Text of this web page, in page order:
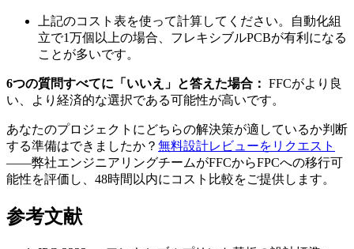
上記のコスト表を使って計算してください。自動化組
立で1万個以上の場合、フレキシブルPCBが有利になる
ことが多いです。
6つの質問すべてに「いいえ」と答えた場合： FFCがより良
い、より経済的な選択である可能性が高いです。
あなたのプロジェクトにどちらの解決策が適しているか判断
する準備はできましたか？ 無料設計レビューをリクエスト
——弊社エンジニアリングチームがFFCからFPCへの移行可
能性を評価し、48時間以内にコスト比較をご提供します。
参考文献